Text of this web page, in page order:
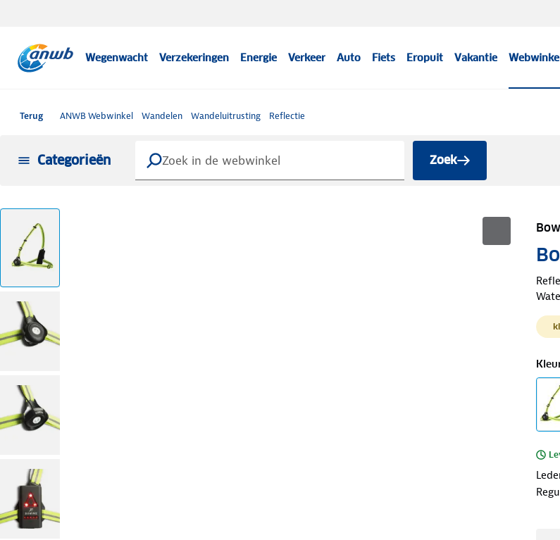
Wegenwacht Verzekeringen Energie Verkeer Auto Fiets Eropuit Vakantie
Terug ANWB Webwinkel Wandelen Wandeluitrusting Reflectie
Categorieën Zoek